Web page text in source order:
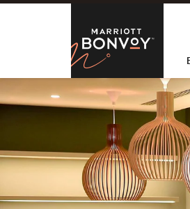
Skip to Content